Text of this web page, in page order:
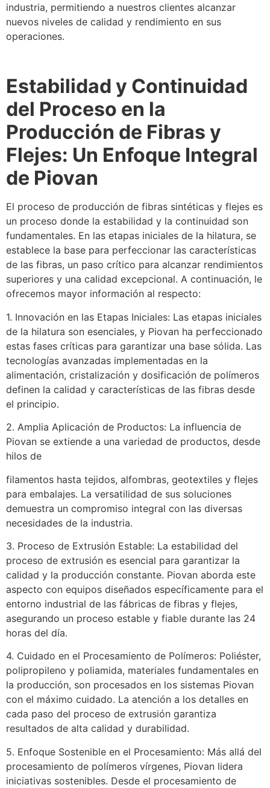
industria, permitiendo a nuestros clientes alcanzar
nuevos niveles de calidad y rendimiento en sus
operaciones.
Estabilidad y Continuidad
del Proceso en la
Producción de Fibras y
Flejes: Un Enfoque Integral
de Piovan
El proceso de producción de fibras sintéticas y flejes es
un proceso donde la estabilidad y la continuidad son
fundamentales. En las etapas iniciales de la hilatura, se
establece la base para perfeccionar las características
de las fibras, un paso crítico para alcanzar rendimientos
superiores y una calidad excepcional. A continuación, le
ofrecemos mayor información al respecto:
1. Innovación en las Etapas Iniciales: Las etapas iniciales
de la hilatura son esenciales, y Piovan ha perfeccionado
estas fases críticas para garantizar una base sólida. Las
tecnologías avanzadas implementadas en la
alimentación, cristalización y dosificación de polímeros
definen la calidad y características de las fibras desde
el principio.
2. Amplia Aplicación de Productos: La influencia de
Piovan se extiende a una variedad de productos, desde
hilos de
filamentos hasta tejidos, alfombras, geotextiles y flejes
para embalajes. La versatilidad de sus soluciones
demuestra un compromiso integral con las diversas
necesidades de la industria.
3. Proceso de Extrusión Estable: La estabilidad del
proceso de extrusión es esencial para garantizar la
calidad y la producción constante. Piovan aborda este
aspecto con equipos diseñados específicamente para el
entorno industrial de las fábricas de fibras y flejes,
asegurando un proceso estable y fiable durante las 24
horas del día.
4. Cuidado en el Procesamiento de Polímeros: Poliéster,
polipropileno y poliamida, materiales fundamentales en
la producción, son procesados en los sistemas Piovan
con el máximo cuidado. La atención a los detalles en
cada paso del proceso de extrusión garantiza
resultados de alta calidad y durabilidad.
5. Enfoque Sostenible en el Procesamiento: Más allá del
procesamiento de polímeros vírgenes, Piovan lidera
iniciativas sostenibles. Desde el procesamiento de